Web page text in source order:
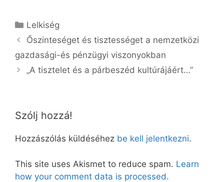
Kategória
Lelkiség
Őszinteséget és tisztességet a nemzetközi
gazdasági-és pénzügyi viszonyokban
„A tisztelet és a párbeszéd kultúrájáért…”
Szólj hozzá!
Hozzászólás küldéséhez be kell jelentkezni.
This site uses Akismet to reduce spam. Learn
how your comment data is processed.